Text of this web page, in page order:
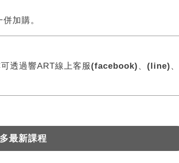
加購。
透過響ART線上客服(facebook) 、 (line) 、
最新課程